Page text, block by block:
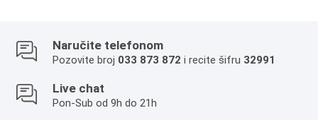
Naručite telefonom
Pozovite broj 033 873 872 i recite šifru 32991
Live chat
Pon-Sub od 9h do 21h